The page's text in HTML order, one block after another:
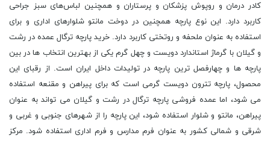
کادر درمان و روپوش پزشکان و پرستاران و همچنین لباس‌های سبز جراحی
کاربرد دارد. این نوع پارچه همچنین در دوخت مانتو شلوار‌های اداری و برای
استفاده به عنوان ملحفه و روتختی کاربرد دارد. خرید پارچه ترگال عمده در رشت
و گیلان با گرماژ استاندارد دویست و چهل گرم یکی از بهترین انتخاب‌ ها در بین
پارچه ها و چهارفصل ‌ترین پارچه در تولیدات داخل ایران است. از رقبا‌ی این
محصول، پارچه تترون دویست گرمی است که برای پیراهن و مقنعه استفاده
می شود، اما عمده فروشی پارچه ترگال در رشت و گیلان می تواند به عنوان
پیراهن، مانتو و شلوار استفاده شود، این پارچه را از شهرهای جنوبی و غربی و
شرقی و شمالی کشور به عنوان فرم مدارس و فرم اداری استفاده شود. مرکز